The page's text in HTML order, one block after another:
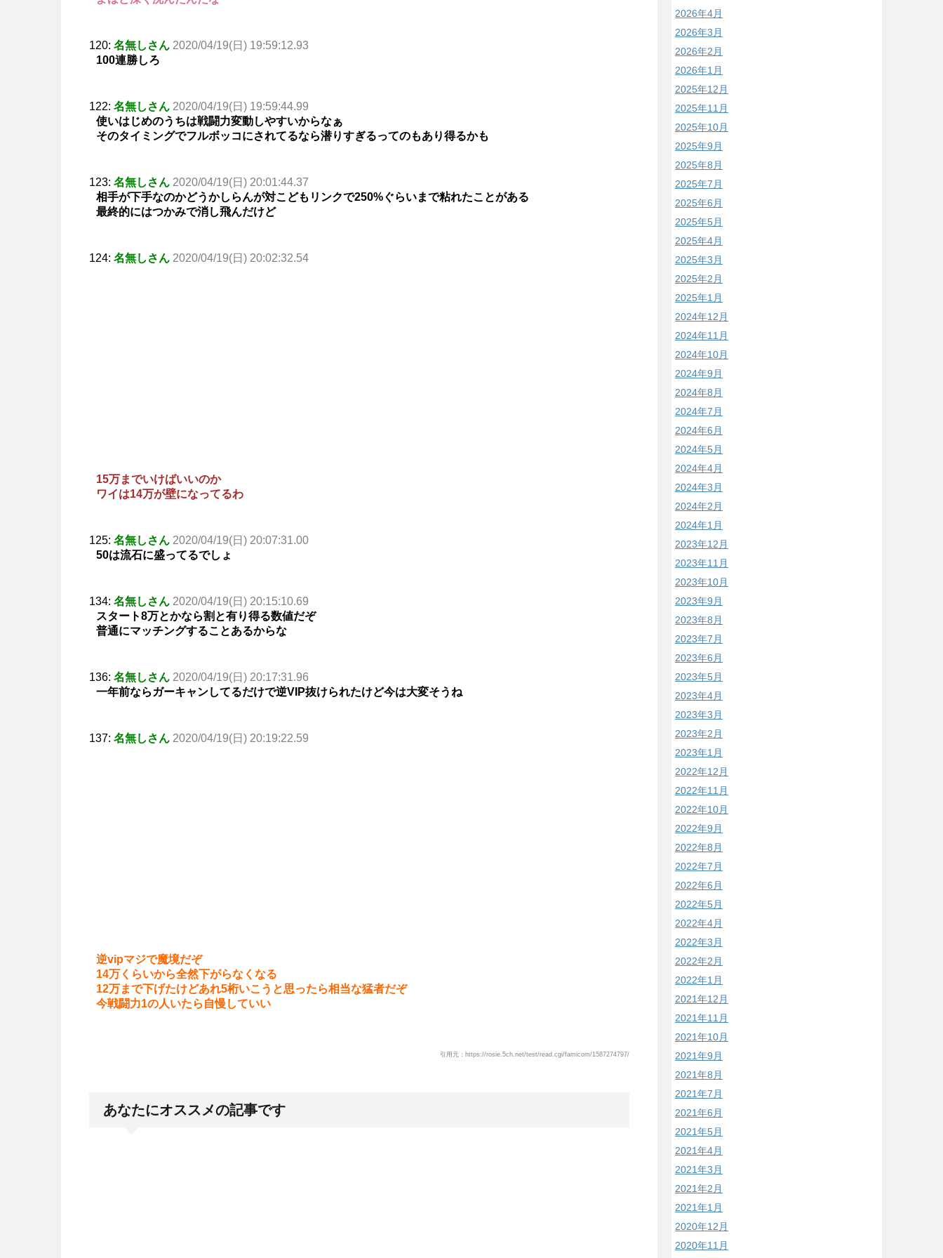
120: 名無しさん 2020/04/19(日) 19:59:12.93
100連勝しろ
122: 名無しさん 2020/04/19(日) 19:59:44.99
使いはじめのうちは戦闘力変動しやすいからなぁ
そのタイミングでフルボッコにされてるなら潜りすぎるってのもあり得るかも
123: 名無しさん 2020/04/19(日) 20:01:44.37
相手が下手なのかどうかしらんが対こどもリンクで250%ぐらいまで粘れたことがある
最終的にはつかみで消し飛んだけど
124: 名無しさん 2020/04/19(日) 20:02:32.54
15万までいけばいいのか
ワイは14万が壁になってるわ
125: 名無しさん 2020/04/19(日) 20:07:31.00
50は流石に盛ってるでしょ
134: 名無しさん 2020/04/19(日) 20:15:10.69
スタート8万とかなら割と有り得る数値だぞ
普通にマッチングすることあるからな
136: 名無しさん 2020/04/19(日) 20:17:31.96
一年前ならガーキャンしてるだけで逆VIP抜けられたけど今は大変そうね
137: 名無しさん 2020/04/19(日) 20:19:22.59
逆vipマジで魔境だぞ
14万くらいから全然下がらなくなる
12万まで下げたけどあれ5桁いこうと思ったら相当な猛者だぞ
今戦闘力1の人いたら自慢していい
引用元：https://rosie.5ch.net/test/read.cgi/famicom/1587274797/
あなたにオススメの記事です
2026年4月
2026年3月
2026年2月
2026年1月
2025年12月
2025年11月
2025年10月
2025年9月
2025年8月
2025年7月
2025年6月
2025年5月
2025年4月
2025年3月
2025年2月
2025年1月
2024年12月
2024年11月
2024年10月
2024年9月
2024年8月
2024年7月
2024年6月
2024年5月
2024年4月
2024年3月
2024年2月
2024年1月
2023年12月
2023年11月
2023年10月
2023年9月
2023年8月
2023年7月
2023年6月
2023年5月
2023年4月
2023年3月
2023年2月
2023年1月
2022年12月
2022年11月
2022年10月
2022年9月
2022年8月
2022年7月
2022年6月
2022年5月
2022年4月
2022年3月
2022年2月
2022年1月
2021年12月
2021年11月
2021年10月
2021年9月
2021年8月
2021年7月
2021年6月
2021年5月
2021年4月
2021年3月
2021年2月
2021年1月
2020年12月
2020年11月